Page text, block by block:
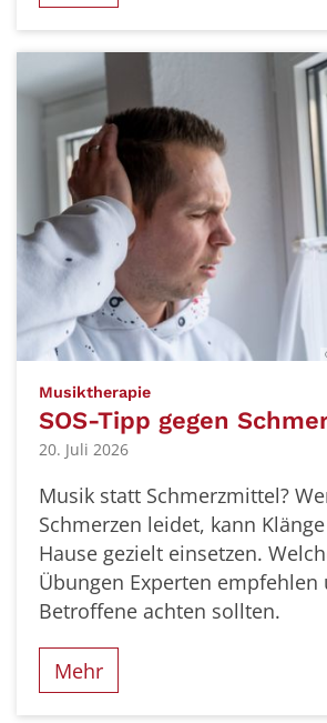
Musiktherapie:
SOS-Tipp gegen
20. Juli 2026
Musik statt Schmerzmittel?
Schmerzen leidet, kann
Hause gezielt einsetzen.
Übungen Experten
Betroffene achten sollten.
Mehr